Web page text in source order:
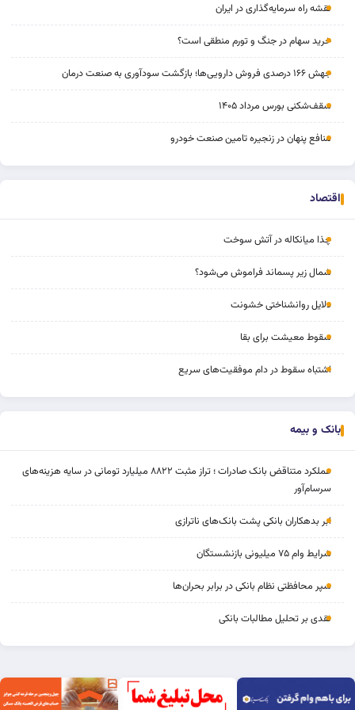
نقشه راه سرمایه‌گذاری در ایران
خرید سهام در جنگ و تورم منطقی است؟
جهش ۱۶۶ درصدی فروش دارویی‌ها؛ بازگشت سودآوری به صنعت درمان
سقف‌شکنی بورس مرداد ۱۴۰۵
منافع پنهان در زنجیره تامین صنعت خودرو
اقتصاد
چذا میانکاله در آتش سوخت
شمال زیر پسماند فراموش می‌شود؟
دلایل روانشناختی خشونت
سقوط معیشت برای بقا
اشتباه سقوط در دام موفقیت‌های سریع
بانک و بیمه
عملکرد متناقض بانک صادرات ؛ تراز مثبت ۸۸۲۲ میلیارد تومانی در سایه هزینه‌های
سرسام‌آور
ابر بدهکاران بانکی پشت بانک‌های ناترازی
شرایط وام ۷۵ میلیونی بازنشستگان
سپر محافظتی نظام بانکی در برابر بحران‌ها
نقدی بر تحلیل مطالبات بانکی